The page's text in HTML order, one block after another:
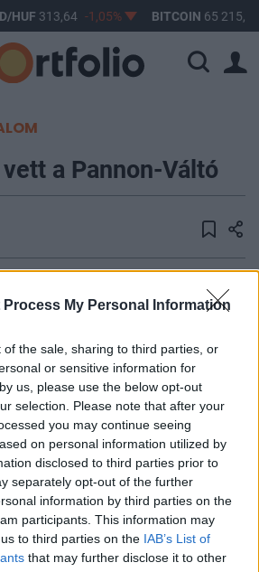
Process My Personal Information
of the sale, sharing to third parties, or
or sensitive information for
us, please use the below opt-out
selection. Please note that after your
you may continue seeing
on personal information utilized by
disclosed to third parties prior to
separately opt-out of the further
information by third parties on the
participants. This information may
to third parties on the IAB’s List of
that may further disclose it to other
HUF 313,64 -1,05% BITCOIN 65 215,37
a Pannon-Váltó
saját részvényt vásárolt
részvények száma ezzel
hírarchívumához
előfizetéses
tartalmazza: